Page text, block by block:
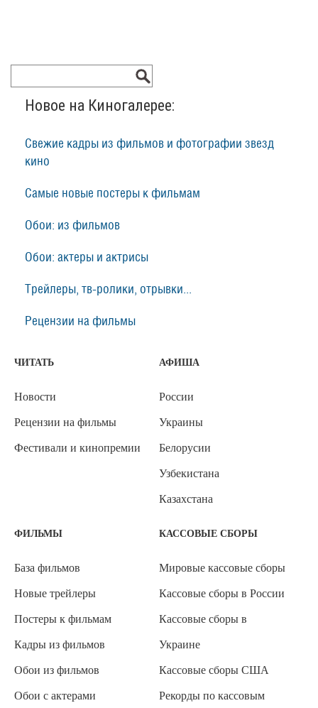
Новое на Киногалерее:
Свежие кадры из фильмов и фотографии звезд
кино
Самые новые постеры к фильмам
Обои: из фильмов
Обои: актеры и актрисы
Трейлеры, тв-ролики, отрывки...
Рецензии на фильмы
ЧИТАТЬ
Новости
Рецензии на фильмы
Фестивали и кинопремии
АФИША
России
Украины
Белорусии
Узбекистана
Казахстана
ФИЛЬМЫ
База фильмов
Новые трейлеры
Постеры к фильмам
Кадры из фильмов
Обои из фильмов
Обои с актерами
КАССОВЫЕ СБОРЫ
Мировые кассовые сборы
Кассовые сборы в России
Кассовые сборы в
Украине
Кассовые сборы США
Рекорды по кассовым